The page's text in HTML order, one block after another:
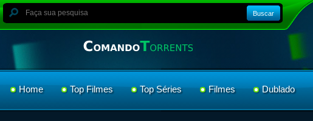
Buscar
Home Top Filmes Top Séries Filmes Dublado